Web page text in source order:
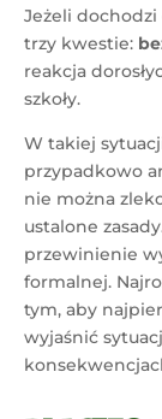
Jeżeli dochodzi
trzy kwestie:
reakcja
szkoły.
W takiej
przypadkowo
nie można
ustalone
przewinienie
formalnej.
tym, aby
wyjaśnić